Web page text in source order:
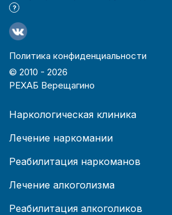
?
Политика конфиденциальности
© 2010 - 2026
РЕХАБ Верещагино
Наркологическая клиника
Лечение наркомании
Реабилитация наркоманов
Лечение алкоголизма
Реабилитация алкоголиков